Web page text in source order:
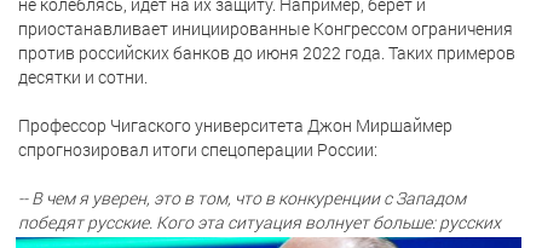
приостанавливает инициированные Конгрессом ограничения
против российских банков до июня 2022 года. Таких примеров
десятки и сотни.
Профессор Чигаского университета Джон Миршаймер
спрогнозировал итоги спецоперации России:
-- В чем я уверен, это в том, что в конкуренции с Западом
победят русские. Кого эта ситуация волнует больше: русских